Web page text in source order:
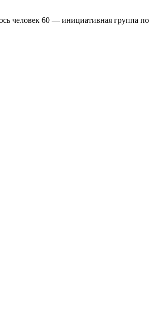
человек 60 — инициативная группа